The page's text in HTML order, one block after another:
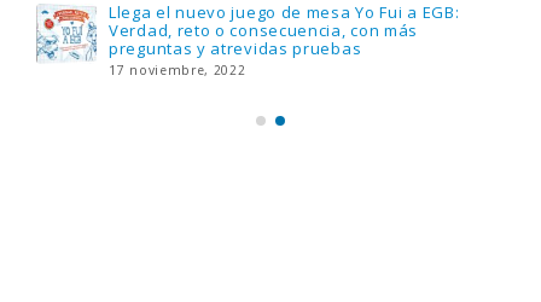
Llega el nuevo juego de mesa Yo Fui a EGB:
Verdad, reto o consecuencia, con más
preguntas y atrevidas pruebas
17 noviembre, 2022